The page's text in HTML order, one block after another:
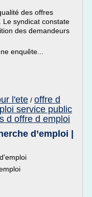
des offres
Le syndicat constate
des demandeurs
enquête...
l'ete / offre d
service public
d offre d emploi
d’emploi |